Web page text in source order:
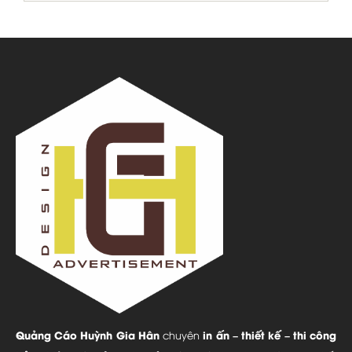
Quảng Cáo Huỳnh Gia Hânchuyênin ấn – thiết kế – thi công